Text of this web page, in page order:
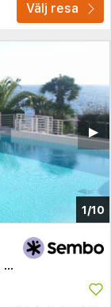
Välj resa
1/10
▶︎
Frankrike